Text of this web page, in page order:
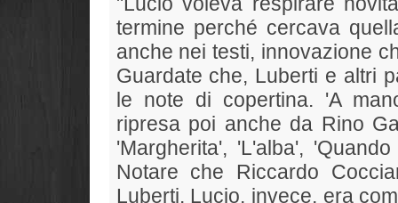
termine perché cercava
anche nei testi, innovazione
Guardate che, Luberti e altri
le note di copertina. 'A
ripresa poi anche da Rino
'Margherita', 'L'alba',
Notare che Riccardo
Luberti. Lucio, invece, era